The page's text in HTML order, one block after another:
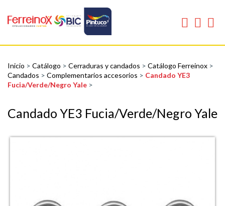
Inicio > Catálogo > Cerraduras y candados > Catálogo Ferreinox >
Candados > Complementarios accesorios > Candado YE3
Fucia/Verde/Negro Yale >
Candado YE3 Fucia/Verde/Negro Yale